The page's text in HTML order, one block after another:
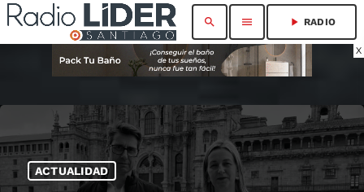
X
search menu play_arrow RADIO
ACTUALIDAD